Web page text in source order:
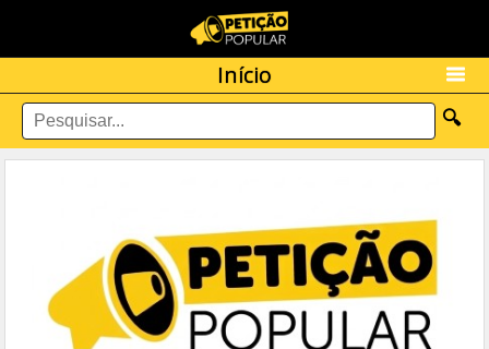
Início
🔍